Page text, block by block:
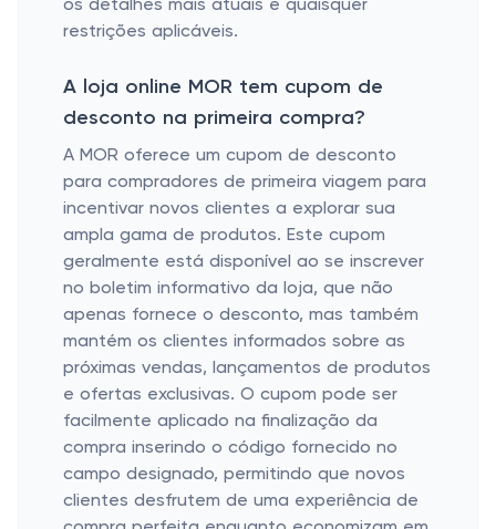
os detalhes mais atuais e quaisquer
restrições aplicáveis.
A loja online MOR tem cupom de
desconto na primeira compra?
A MOR oferece um cupom de desconto
para compradores de primeira viagem para
incentivar novos clientes a explorar sua
ampla gama de produtos. Este cupom
geralmente está disponível ao se inscrever
no boletim informativo da loja, que não
apenas fornece o desconto, mas também
mantém os clientes informados sobre as
próximas vendas, lançamentos de produtos
e ofertas exclusivas. O cupom pode ser
facilmente aplicado na finalização da
compra inserindo o código fornecido no
campo designado, permitindo que novos
clientes desfrutem de uma experiência de